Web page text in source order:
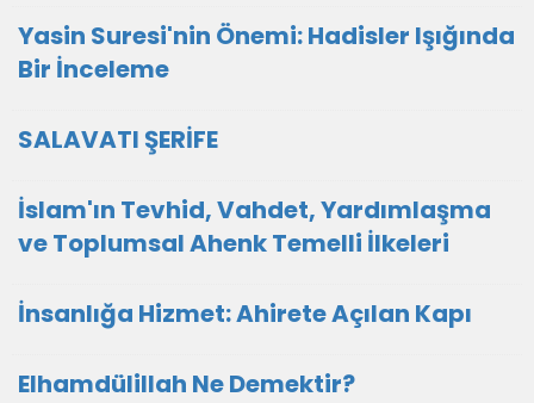
Yasin Suresi'nin Önemi: Hadisler Işığında
Bir İnceleme
SALAVATI ŞERİFE
İslam'ın Tevhid, Vahdet, Yardımlaşma
ve Toplumsal Ahenk Temelli İlkeleri
İnsanlığa Hizmet: Ahirete Açılan Kapı
Elhamdülillah Ne Demektir?